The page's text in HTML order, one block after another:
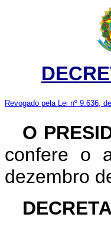
Revogado pela Lei nº 9.636,
O
confere o
dezembro